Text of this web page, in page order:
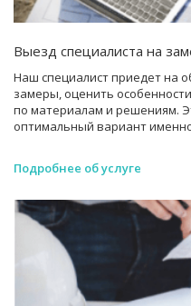
Выезд специалиста на
Наш специалист приедет на
замеры, оценить
по материалам и решениям.
оптимальный вариант
Подробнее об услуге